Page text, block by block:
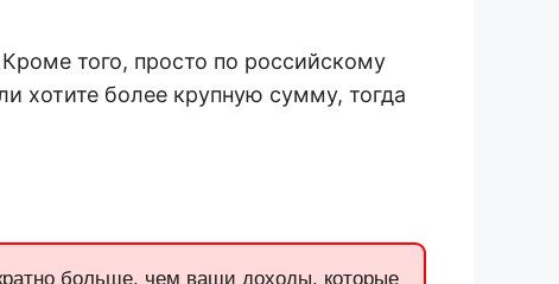
того, просто по российскому
хотите более крупную сумму, тогда
больше, чем ваши доходы, которые